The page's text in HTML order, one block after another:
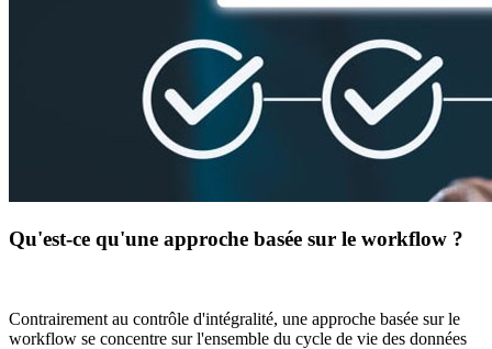
Qu'est-ce qu'une approche basée sur le workflow ?
Contrairement au contrôle d'intégralité, une approche basée sur le
workflow se concentre sur l'ensemble du cycle de vie des données